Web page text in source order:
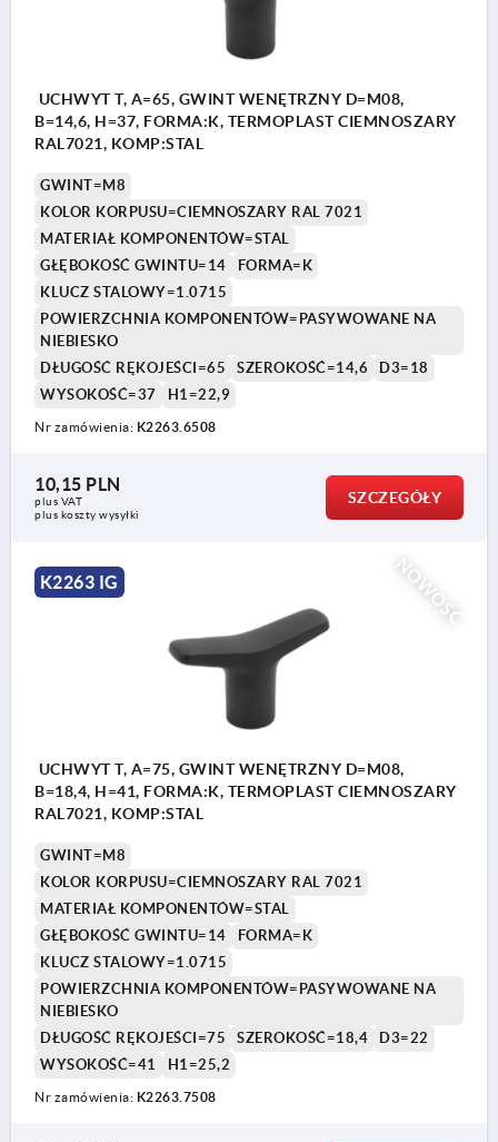
UCHWYT T, A=65, GWINT WENĘTRZNY D=M08,
B=14,6, H=37, FORMA:K, TERMOPLAST CIEMNOSZARY
RAL7021, KOMP:STAL
GWINT=M8
KOLOR KORPUSU=CIEMNOSZARY RAL 7021
MATERIAŁ KOMPONENTÓW=STAL
GŁĘBOKOŚĆ GWINTU=14
FORMA=K
KLUCZ STALOWY=1.0715
POWIERZCHNIA KOMPONENTÓW=PASYWOWANE NA
NIEBIESKO
DŁUGOŚĆ RĘKOJEŚCI=65
SZEROKOŚĆ=14,6
D3=18
WYSOKOŚĆ=37
H1=22,9
Nr zamówienia: K2263.6508
10,15 PLN
plus VAT
plus koszty wysyłki
SZCZEGÓŁY
NOWOŚĆ
K2263 IG
UCHWYT T, A=75, GWINT WENĘTRZNY D=M08,
B=18,4, H=41, FORMA:K, TERMOPLAST CIEMNOSZARY
RAL7021, KOMP:STAL
GWINT=M8
KOLOR KORPUSU=CIEMNOSZARY RAL 7021
MATERIAŁ KOMPONENTÓW=STAL
GŁĘBOKOŚĆ GWINTU=14
FORMA=K
KLUCZ STALOWY=1.0715
POWIERZCHNIA KOMPONENTÓW=PASYWOWANE NA
NIEBIESKO
DŁUGOŚĆ RĘKOJEŚCI=75
SZEROKOŚĆ=18,4
D3=22
WYSOKOŚĆ=41
H1=25,2
Nr zamówienia: K2263.7508